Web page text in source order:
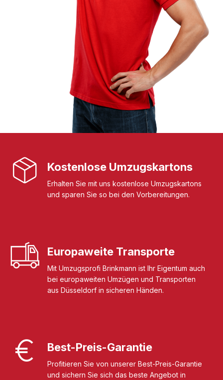
Kostenlose Umzugskartons
Erhalten Sie mit uns kostenlose Umzugskartons
und sparen Sie so bei den Vorbereitungen.
Europaweite Transporte
Mit Umzugsprofi Brinkmann ist Ihr Eigentum auch
bei europaweiten Umzügen und Transporten
aus Düsseldorf in sicheren Händen.
Best-Preis-Garantie
Profitieren Sie von unserer Best-Preis-Garantie
und sichern Sie sich das beste Angebot in